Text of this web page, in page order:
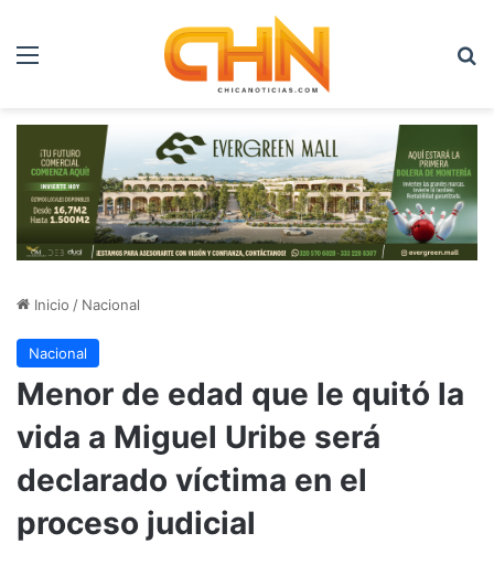
Menú
Inicio / Nacional
Nacional
Menor de edad que le quitó la
vida a Miguel Uribe será
declarado víctima en el
proceso judicial